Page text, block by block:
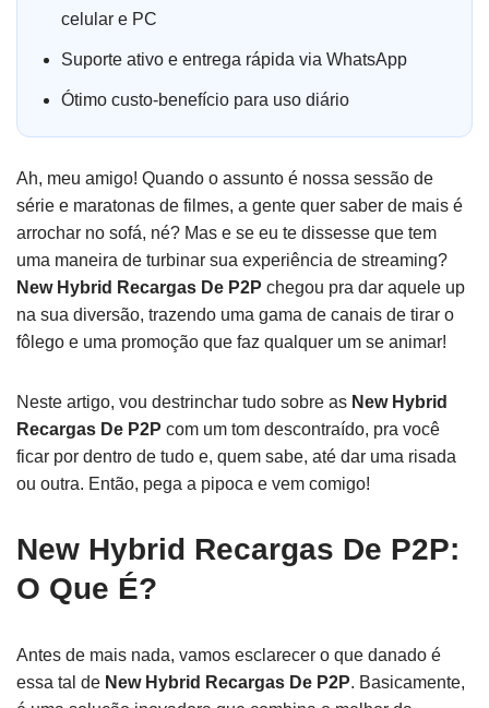
celular e PC
Suporte ativo e entrega rápida via WhatsApp
Ótimo custo-benefício para uso diário
Ah, meu amigo! Quando o assunto é nossa sessão de
série e maratonas de filmes, a gente quer saber de mais é
arrochar no sofá, né? Mas e se eu te dissesse que tem
uma maneira de turbinar sua experiência de streaming?
New Hybrid Recargas De P2P chegou pra dar aquele up
na sua diversão, trazendo uma gama de canais de tirar o
fôlego e uma promoção que faz qualquer um se animar!
Neste artigo, vou destrinchar tudo sobre as New Hybrid
Recargas De P2P com um tom descontraído, pra você
ficar por dentro de tudo e, quem sabe, até dar uma risada
ou outra. Então, pega a pipoca e vem comigo!
New Hybrid Recargas De P2P:
O Que É?
Antes de mais nada, vamos esclarecer o que danado é
essa tal de New Hybrid Recargas De P2P. Basicamente,